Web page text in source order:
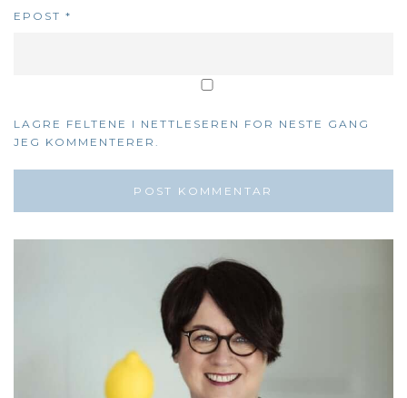
EPOST *
LAGRE FELTENE I NETTLESEREN FOR NESTE GANG
JEG KOMMENTERER.